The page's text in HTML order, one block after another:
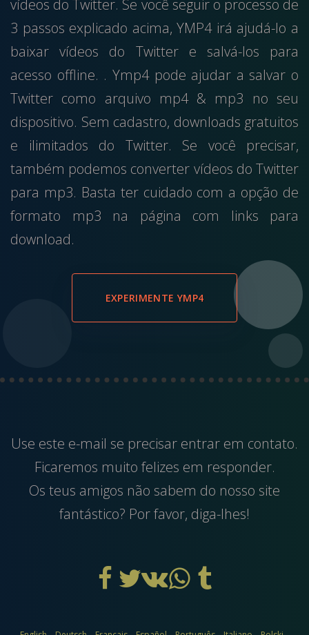
vídeos do Twitter. Se você seguir o processo de
3 passos explicado acima, YMP4 irá ajudá-lo a
baixar vídeos do Twitter e salvá-los para
acesso offline. . Ymp4 pode ajudar a salvar o
Twitter como arquivo mp4 & mp3 no seu
dispositivo. Sem cadastro, downloads gratuitos
e ilimitados do Twitter. Se você precisar,
também podemos converter vídeos do Twitter
para mp3. Basta ter cuidado com a opção de
formato mp3 na página com links para
download.
EXPERIMENTE YMP4
Use este e-mail se precisar entrar em contato.
Ficaremos muito felizes em responder.
Os teus amigos não sabem do nosso site
fantástico? Por favor, diga-lhes!